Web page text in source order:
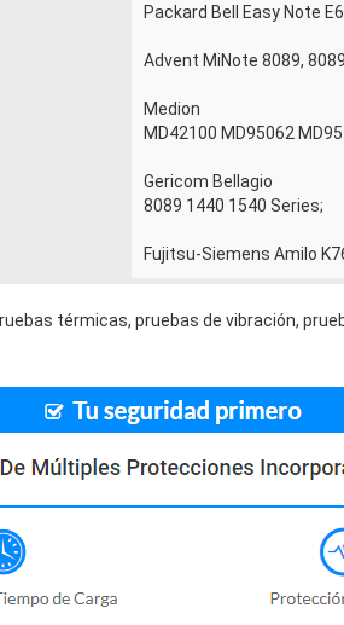
Packard Bell Easy Note
Advent MiNote 8089,
Medion
MD42100 MD95062
Gericom Bellagio
8089 1440 1540 Series;
Fujitsu-Siemens Amilo
térmicas, pruebas de vibración,